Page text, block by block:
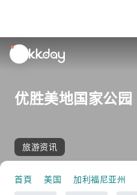
unread
notifications
优胜美地国家公园
旅游资讯
首頁 美国 加利福尼亚州